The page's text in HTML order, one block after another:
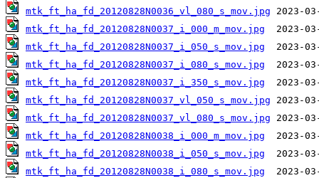
mtk_ft_ha_fd_20120828N0036_vl_080_s_mov.jpg
mtk_ft_ha_fd_20120828N0037_i_000_m_mov.jpg
mtk_ft_ha_fd_20120828N0037_i_050_s_mov.jpg
mtk_ft_ha_fd_20120828N0037_i_080_s_mov.jpg
mtk_ft_ha_fd_20120828N0037_i_350_s_mov.jpg
mtk_ft_ha_fd_20120828N0037_vl_050_s_mov.jpg
mtk_ft_ha_fd_20120828N0037_vl_080_s_mov.jpg
mtk_ft_ha_fd_20120828N0038_i_000_m_mov.jpg
mtk_ft_ha_fd_20120828N0038_i_050_s_mov.jpg
mtk_ft_ha_fd_20120828N0038_i_080_s_mov.jpg